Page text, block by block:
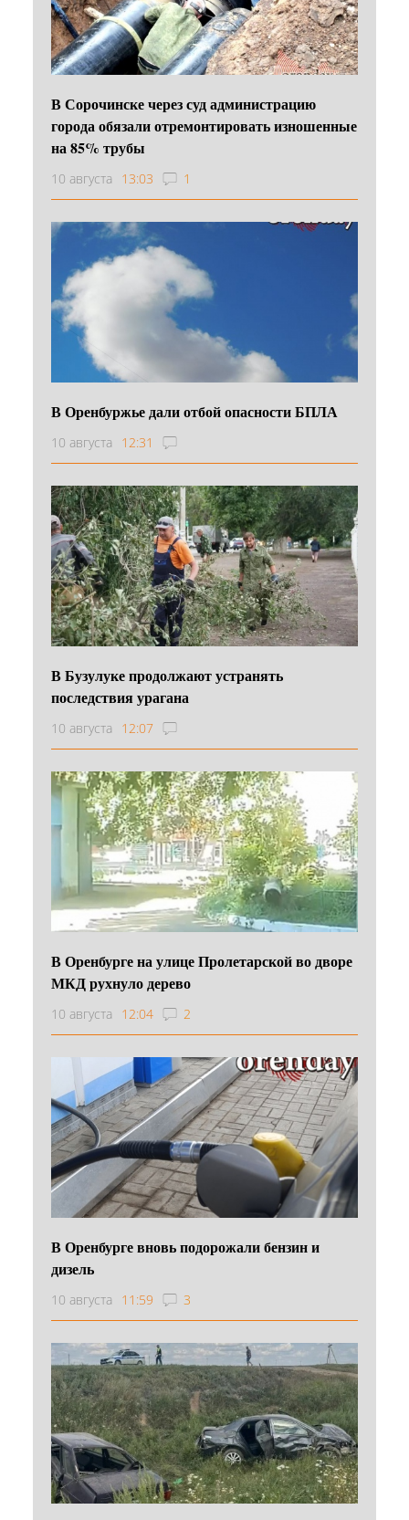
В Сорочинске через суд администрацию
города обязали отремонтировать изношенные
на 85% трубы
10 августа 13:03 1
В Оренбуржье дали отбой опасности БПЛА
10 августа 12:31
В Бузулуке продолжают устранять
последствия урагана
10 августа 12:07
В Оренбурге на улице Пролетарской во дворе
МКД рухнуло дерево
10 августа 12:04 2
В Оренбурге вновь подорожали бензин и
дизель
10 августа 11:59 3